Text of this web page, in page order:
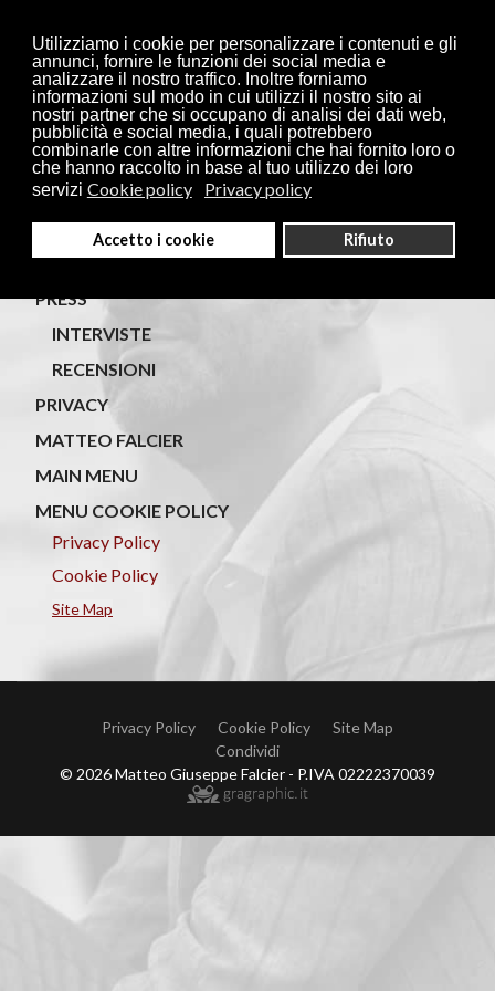
Utilizziamo i cookie per personalizzare i contenuti e gli
annunci, fornire le funzioni dei social media e
analizzare il nostro traffico. Inoltre forniamo
informazioni sul modo in cui utilizzi il nostro sito ai
nostri partner che si occupano di analisi dei dati web,
pubblicità e social media, i quali potrebbero
combinarle con altre informazioni che hai fornito loro o
che hanno raccolto in base al tuo utilizzo dei loro
servizi Cookie policy Privacy policy
Accetto i cookie Rifiuto
Site Map
FOTO E VIDEO
PROSSIMI IMPEGNI
PRESS
INTERVISTE
RECENSIONI
PRIVACY
MATTEO FALCIER
MAIN MENU
MENU COOKIE POLICY
Privacy Policy
Cookie Policy
Site Map
Privacy Policy Cookie Policy
Site Map
Condividi
© 2026 Matteo Giuseppe Falcier - P.IVA 02222370039